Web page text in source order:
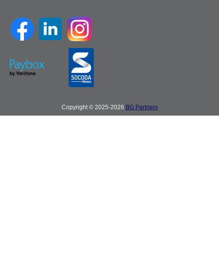
Copyright © 2025-2026 BG Partners